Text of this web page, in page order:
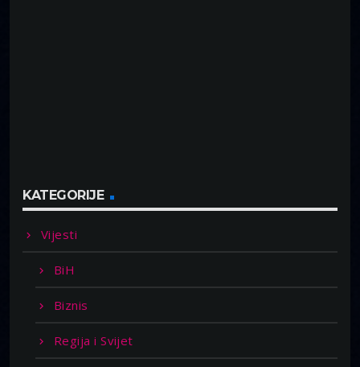
KATEGORIJE
Vijesti
BiH
Biznis
Regija i Svijet